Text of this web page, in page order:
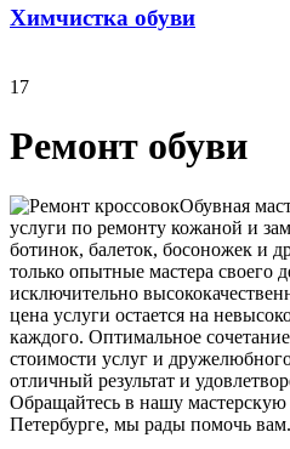
Химчистка обуви
17
Ремонт обуви
Обувная
услуги по ремонту кожаной и
ботинок, балеток, босоножек и
только опытные мастера своего
исключительно
цена услуги остается на
каждого. Оптимальное
стоимости услуг и
отличный результат и
Обращайтесь в нашу
Петербурге, мы рады помочь вам.